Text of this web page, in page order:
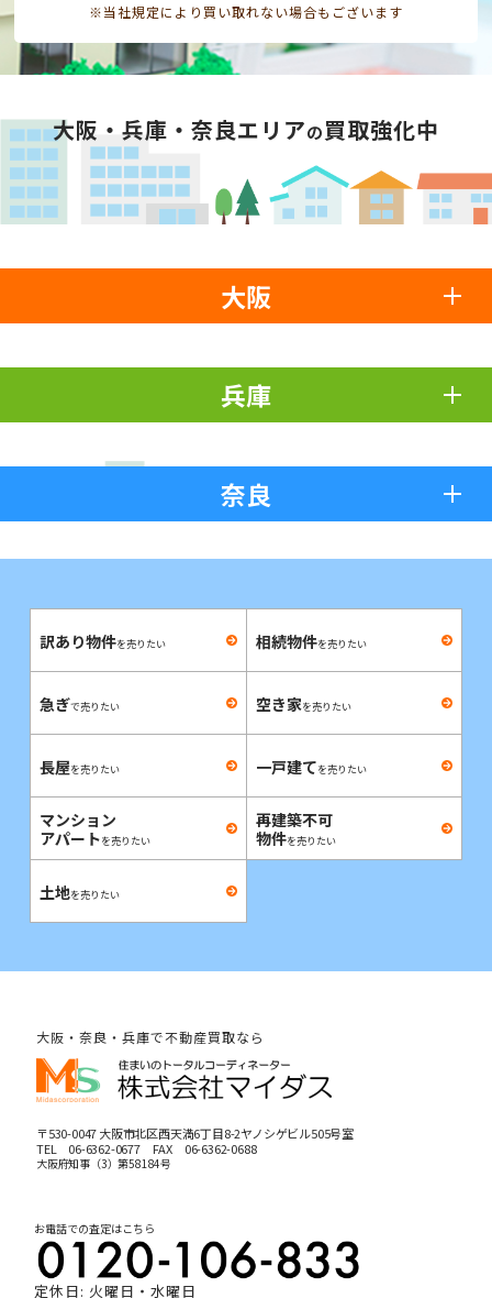
※当社規定により買い取れない場合もございます
大阪・兵庫・奈良エリアの買取強化中
大阪
兵庫
奈良
訳あり物件を売りたい 相続物件を売りたい
急ぎで売りたい 空き家を売りたい
長屋を売りたい 一戸建てを売りたい
マンション
アパートを売りたい
再建築不可
物件を売りたい
土地を売りたい
大阪・奈良・兵庫で不動産買取なら
〒530-0047 大阪市北区西天満6丁目8-2ヤノシゲビル505号室
TEL 06-6362-0677FAX 06-6362-0688
大阪府知事（3）第58184号
お電話での査定はこちら
定休日: 火曜日・水曜日